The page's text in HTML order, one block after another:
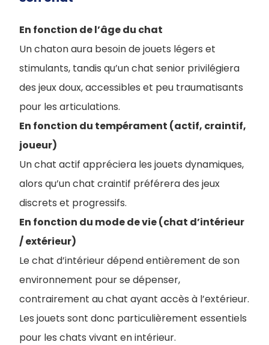
En fonction de l’âge du chat
Un chaton aura besoin de jouets légers et
stimulants, tandis qu’un chat senior privilégiera
des jeux doux, accessibles et peu traumatisants
pour les articulations.
En fonction du tempérament (actif, craintif,
joueur)
Un chat actif appréciera les jouets dynamiques,
alors qu’un chat craintif préférera des jeux
discrets et progressifs.
En fonction du mode de vie (chat d’intérieur
/ extérieur)
Le chat d’intérieur dépend entièrement de son
environnement pour se dépenser,
contrairement au chat ayant accès à l’extérieur.
Les jouets sont donc particulièrement essentiels
pour les chats vivant en intérieur.